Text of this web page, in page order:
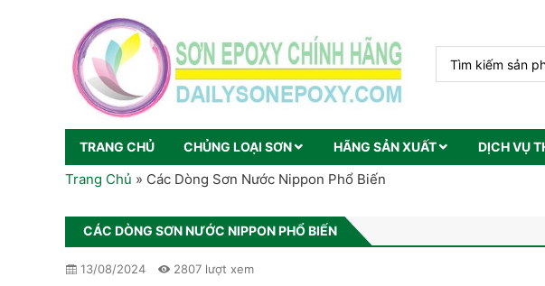
TRANG CHỦ CHỦNG LOẠI SƠN HÃNG SẢN XUẤT DỊCH VỤ
Trang Chủ » Các Dòng Sơn Nước Nippon Phổ Biến
CÁC DÒNG SƠN NƯỚC NIPPON PHỔ BIẾN
13/08/2024 2807 lượt xem